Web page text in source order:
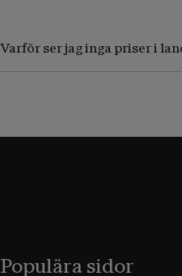
Varför ser jag inga priser i
Populära sidor